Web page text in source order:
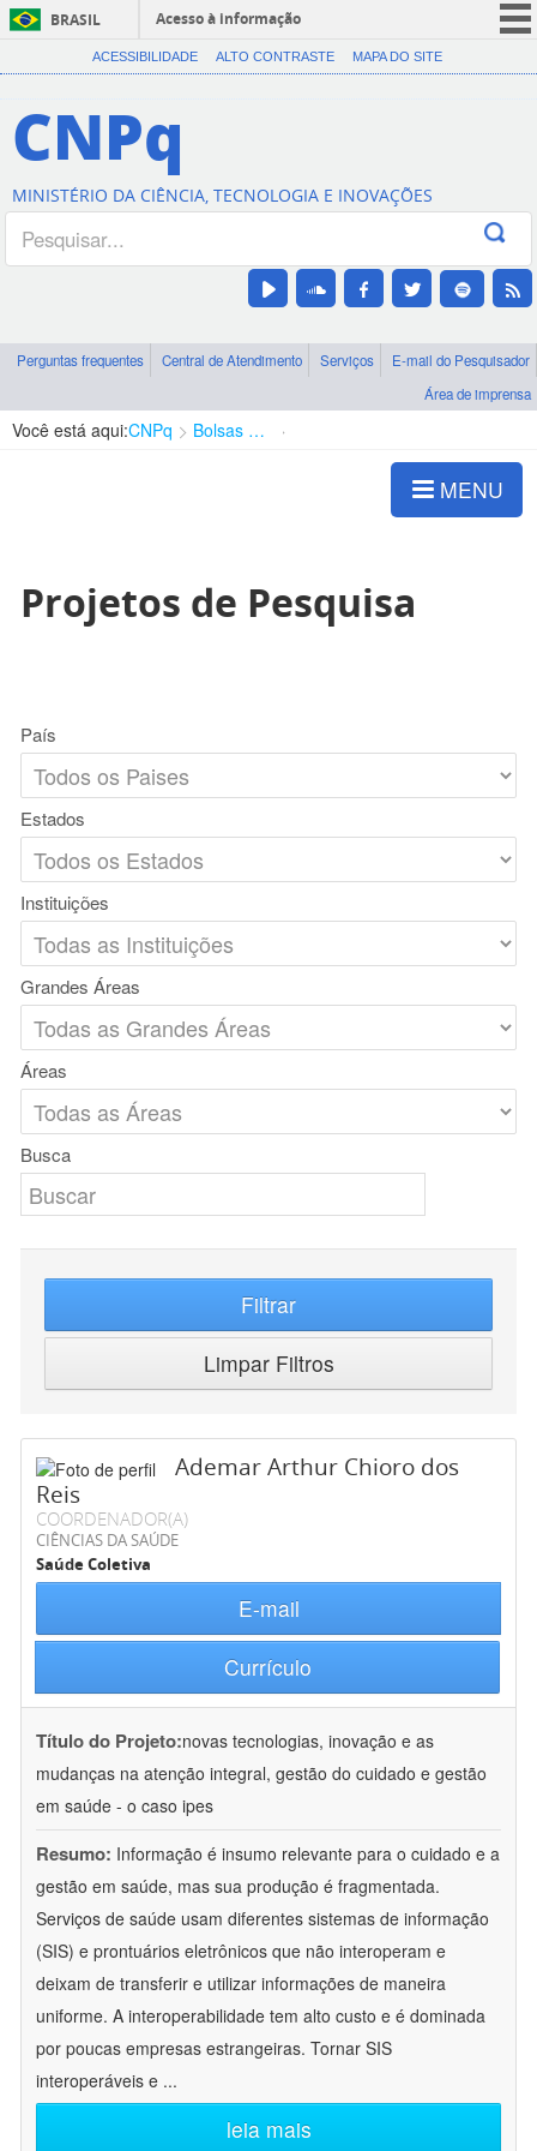
BRASIL
Acesso à informação
CORONAVÍRUS (COVID-19)
Canais
ACESSIBILIDADE ALTO CONTRASTE MAPA DO SITE
CNPq
MINISTÉRIO DA CIÊNCIA, TECNOLOGIA E INOVAÇÕES
Perguntas frequentes Central de Atendimento Serviços
E-mail do Pesquisador
Área de imprensa
Você está aqui:CNPq Bolsas e Auxílios Vigentes
MENU
Projetos de Pesquisa
País
Estados
Instituições
Grandes Áreas
Áreas
Busca
Filtrar
Limpar Filtros
Ademar Arthur Chioro dos
Reis
COORDENADOR(A)
CIÊNCIAS DA SAÚDE
Saúde Coletiva
E-mail
Currículo
Título do Projeto:novas tecnologias, inovação e as
mudanças na atenção integral, gestão do cuidado e gestão
em saúde - o caso ipes
Resumo: Informação é insumo relevante para o cuidado e a
gestão em saúde, mas sua produção é fragmentada.
Serviços de saúde usam diferentes sistemas de informação
(SIS) e prontuários eletrônicos que não interoperam e
deixam de transferir e utilizar informações de maneira
uniforme. A interoperabilidade tem alto custo e é dominada
por poucas empresas estrangeiras. Tornar SIS
interoperáveis e ...
leia mais